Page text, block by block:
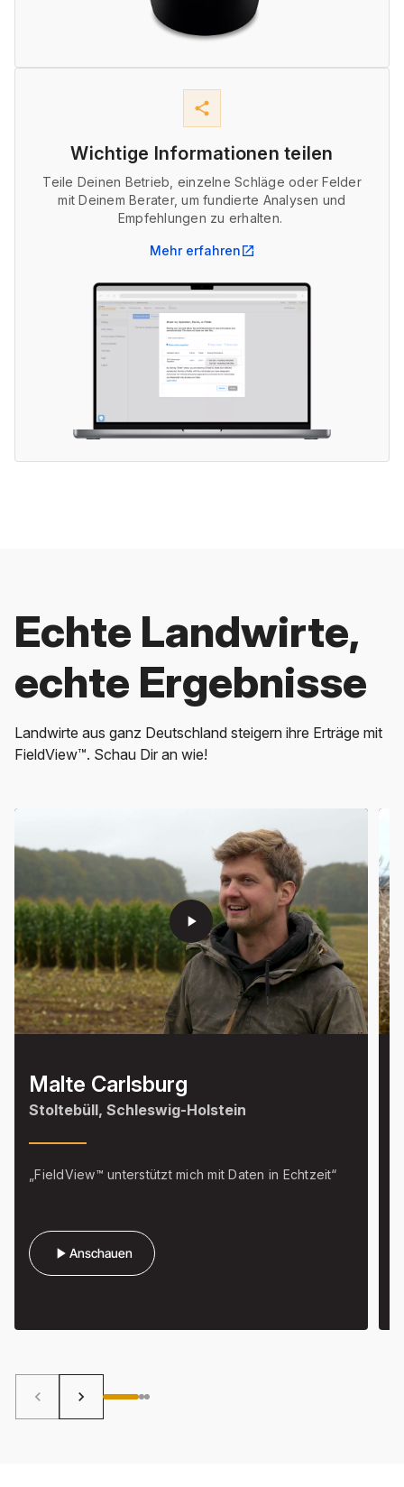
share
Wichtige Informationen teilen
Teile Deinen Betrieb, einzelne Schläge oder Felder
mit Deinem Berater, um fundierte Analysen und
Empfehlungen zu erhalten.
Mehr erfahren open_in_new
Echte Landwirte,
echte Ergebnisse
Landwirte aus ganz Deutschland steigern ihre Erträge mit
FieldView™. Schau Dir an wie!
Malte Carlsburg
Stoltebüll, Schleswig-Holstein
„FieldView™ unterstützt mich mit Daten in Echtzeit“
Anschauen
play_arrow
play_arrow
keyboard_arrow_left keyboard_arrow_right